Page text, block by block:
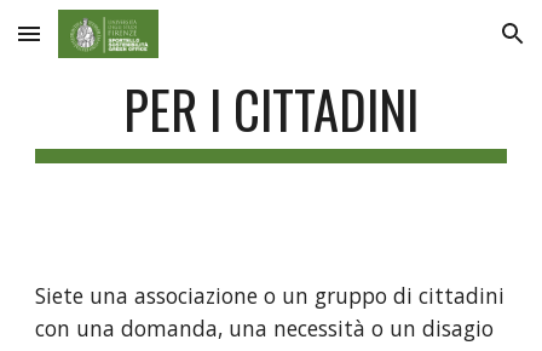
Skip to main content Skip to navigation
PER I CITTADINI
Siete una associazione o un gruppo di cittadini
con una domanda, una necessità o un disagio